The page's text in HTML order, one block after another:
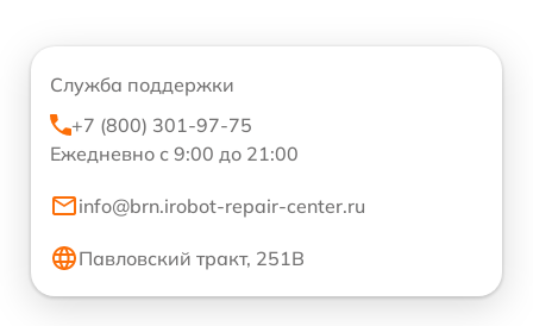
Служба поддержки
+7 (800) 301-97-75
Ежедневно с 9:00 до 21:00
info@brn.irobot-repair-center.ru
Павловский тракт, 251В